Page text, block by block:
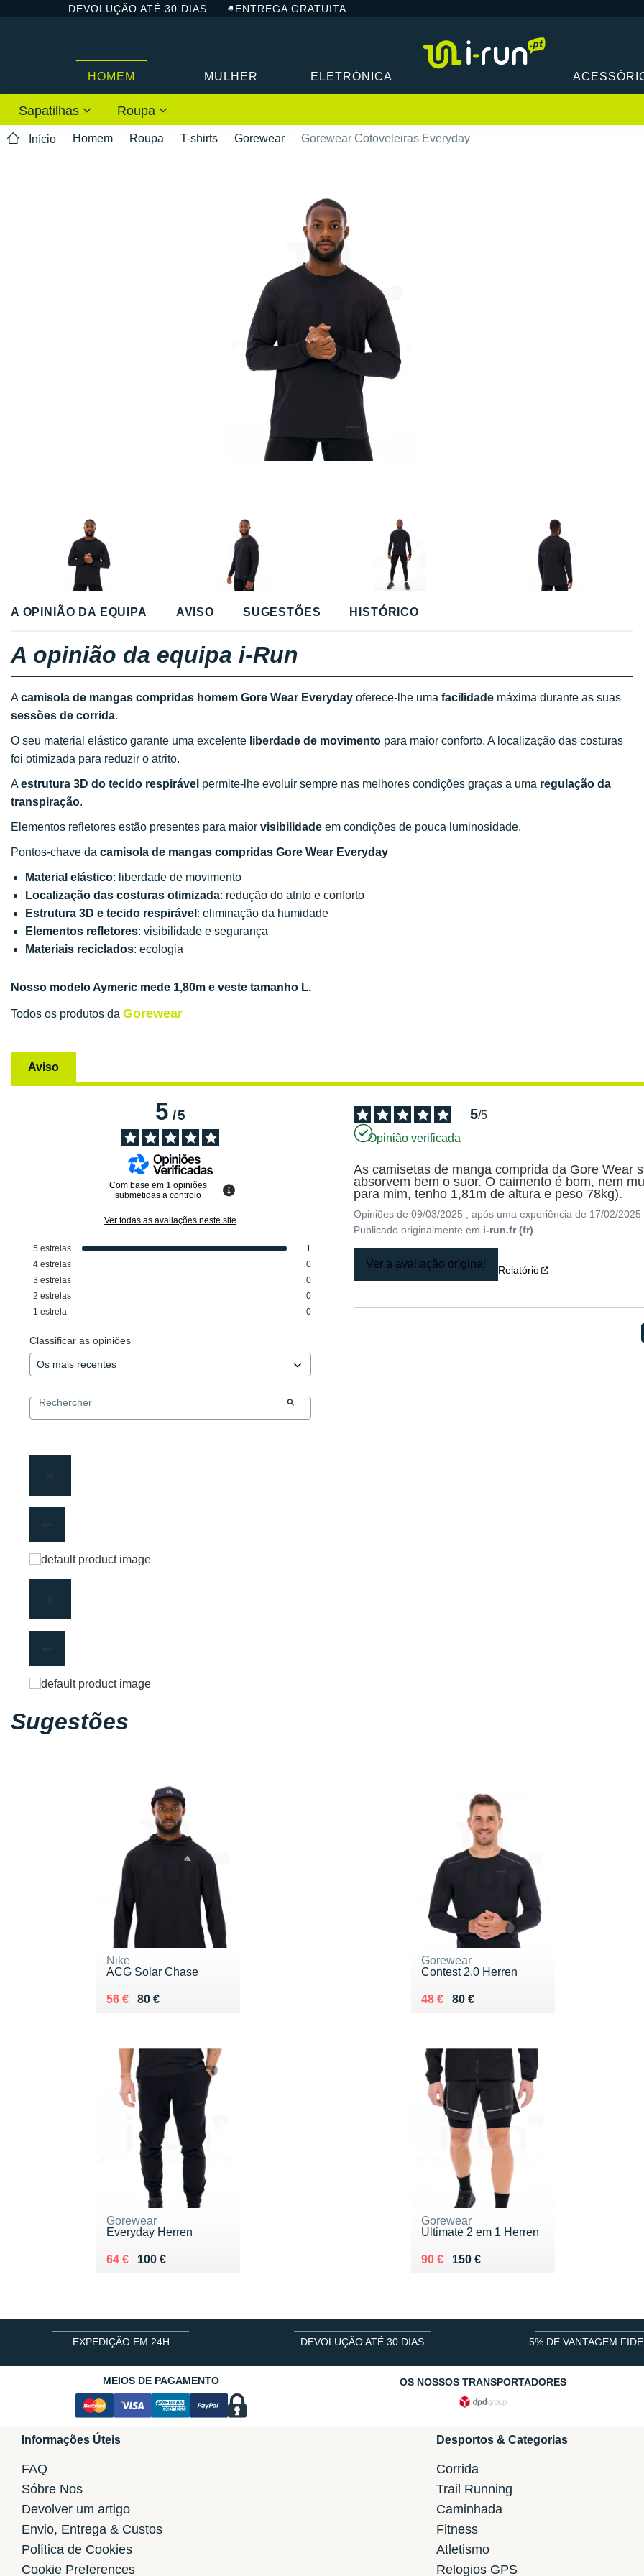
DEVOLUÇÃO ATÉ 30 DIAS ENTREGA GRATUITA
HOMEM MULHER ELETRÓNICA
Sapatilhas Roupa
Início Homem Roupa T-shirts Gorewear Gorewear Cotoveleiras Everyday
A OPINIÃO DA EQUIPA AVISO SUGESTÕES HISTÓRICO
A opinião da equipa i-Run
A camisola de mangas compridas homem Gore Wear Everyday oferece-lhe uma facilidade máxima durante as suas
sessões de corrida.
O seu material elástico garante uma excelente liberdade de movimento para maior conforto. A localização das costuras
foi otimizada para reduzir o atrito.
A estrutura 3D do tecido respirável permite-lhe evoluir sempre nas melhores condições graças a uma regulação da
transpiração.
Elementos refletores estão presentes para maior visibilidade em condições de pouca luminosidade.
Pontos-chave da camisola de mangas compridas Gore Wear Everyday
Material elástico: liberdade de movimento
Localização das costuras otimizada: redução do atrito e conforto
Estrutura 3D e tecido respirável : eliminação da humidade
Elementos refletores: visibilidade e segurança
Materiais reciclados: ecologia
Nosso modelo Aymeric mede 1,80m e veste tamanho L.
Todos os produtos da Gorewear
Aviso
5/5
Com base em1 opiniões
submetidas a controlo
Ver todas as avaliações neste site
5 estrelas
1
4 estrelas
0
3 estrelas
0
2 estrelas
0
1 estrela 0
Classificar as opiniões
5/5
Opinião verificada
As camisetas de manga comprida da Gore Wear
absorvem bem o suor. O caimento é bom, nem
para mim, tenho 1,81m de altura e peso 78kg).
Opiniões de09/03/2025 , após uma experiência de 17/02/2025
Publicado originalmente em i-run.fr (fr)
Ver a avaliação original Relatório
Sugestões
Nike
ACG Solar Chase
80 €
Au lieu de 80 €
56 €
Vendu 56 €
Gorewear
Contest 2.0 Herren
80 €
Au lieu de 80 €
48 €
Vendu 48 €
Gorewear
Everyday Herren
100 €
Au lieu de 100 €
64 €
Vendu 64 €
Gorewear
Ultimate 2 em 1 Herren
150 €
Au lieu de 150 €
90 €
Vendu 90 €
EXPEDIÇÃO EM 24H DEVOLUÇÃO ATÉ 30 DIAS 5% DE VANTAGEM
MEIOS DE PAGAMENTO OS NOSSOS TRANSPORTADORES
Informações Úteis
FAQ
Sóbre Nos
Devolver um artigo
Envio, Entrega & Custos
Política de Cookies
Cookie Preferences
Desportos & Categorias
Corrida
Trail Running
Caminhada
Fitness
Atletismo
Relogios GPS